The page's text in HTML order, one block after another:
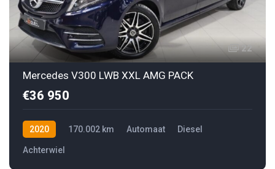
22
Mercedes V300 LWB XXL AMG PACK
€36 950
2020 170.002 km Automaat Diesel
Achterwiel